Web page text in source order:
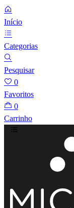
Início
Categorias
Pesquisar
0
Favoritos
0
Carrinho